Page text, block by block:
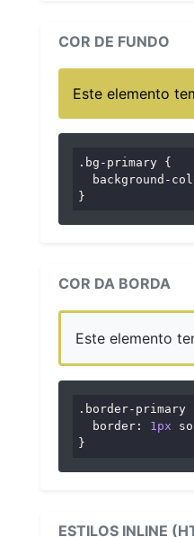
COR DE FUNDO
Este elemento
.bg-primary {
background-
}
COR DA BORDA
Este elemento
.border-primary
border : 1px
}
ESTILOS INLINE